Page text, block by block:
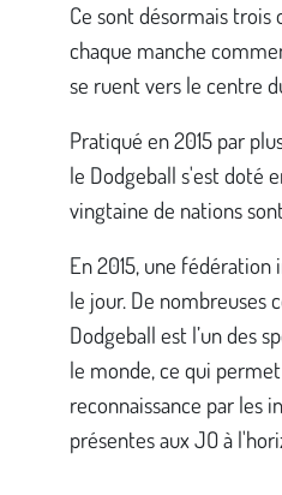
Ce sont désormais
chaque manche
se ruent vers le centre
Pratiqué en 2015 par
le Dodgeball s'est doté
vingtaine de nations
En 2015, une
le jour. De nombreuses
Dodgeball est l’un des
le monde, ce qui
reconnaissance par les
présentes aux JO à